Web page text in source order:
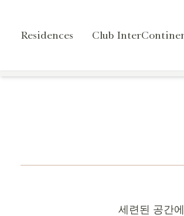
Residences Club
세련된 공간